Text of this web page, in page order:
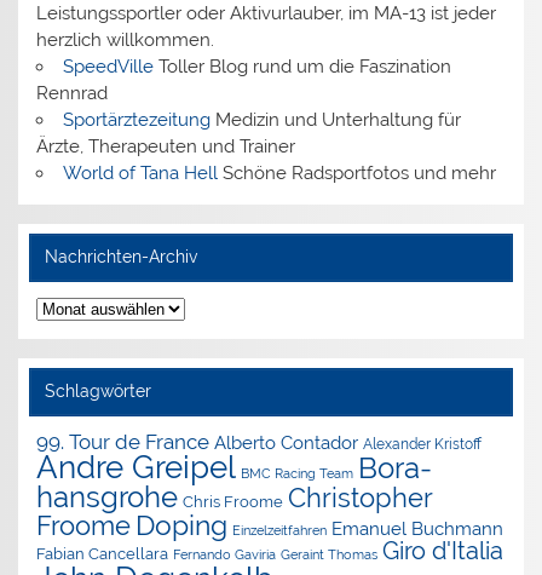
Leistungssportler oder Aktivurlauber, im MA-13 ist jeder
herzlich willkommen.
SpeedVilleToller Blog rund um die Faszination
Rennrad
SportärztezeitungMedizin und Unterhaltung für
Ärzte, Therapeuten und Trainer
World of Tana HellSchöne Radsportfotos und mehr
Nachrichten-Archiv
Nachrichten-
Archiv
Schlagwörter
99. Tour de France Alberto Contador Alexander Kristoff
Andre Greipel BMC Racing Team Bora-
hansgrohe Chris Froome Christopher
Froome Doping Einzelzeitfahren Emanuel Buchmann
Fabian Cancellara Fernando Gaviria Geraint Thomas Giro d'Italia